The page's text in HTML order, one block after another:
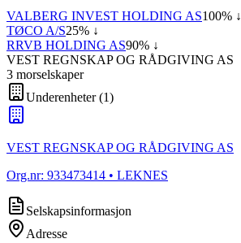
VALBERG INVEST HOLDING AS100% ↓
TØCO A/S25% ↓
RRVB HOLDING AS90% ↓
VEST REGNSKAP OG RÅDGIVING AS
3 morselskaper
Underenheter(1)
VEST REGNSKAP OG RÅDGIVING AS
Org.nr: 933473414 • LEKNES
Selskapsinformasjon
Adresse